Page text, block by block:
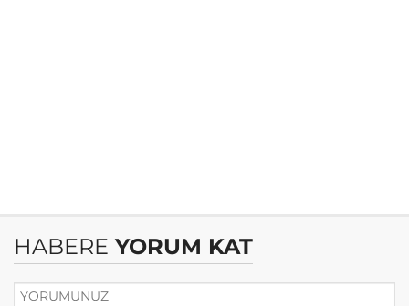
HABERE YORUM KAT